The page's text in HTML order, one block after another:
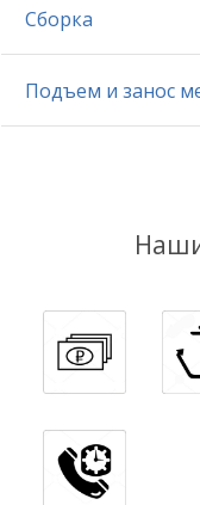
Сборка
Подъем и занос